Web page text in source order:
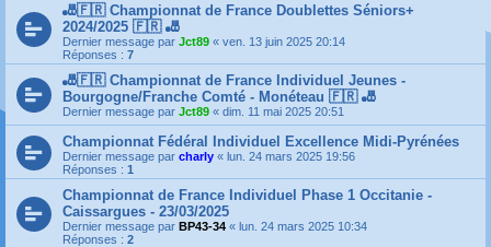
🎳🇫🇷 Championnat de France Doublettes Séniors+
2024/2025 🇫🇷 🎳
Dernier message par Jct89 « ven. 13 juin 2025 20:14
Réponses : 7
🎳🇫🇷 Championnat de France Individuel Jeunes -
Bourgogne/Franche Comté - Monéteau 🇫🇷 🎳
Dernier message par Jct89 « dim. 11 mai 2025 20:51
Championnat Fédéral Individuel Excellence Midi-Pyrénées
Dernier message par charly « lun. 24 mars 2025 19:56
Réponses : 1
Championnat de France Individuel Phase 1 Occitanie -
Caissargues - 23/03/2025
Dernier message par BP43-34 « lun. 24 mars 2025 10:34
Réponses : 2